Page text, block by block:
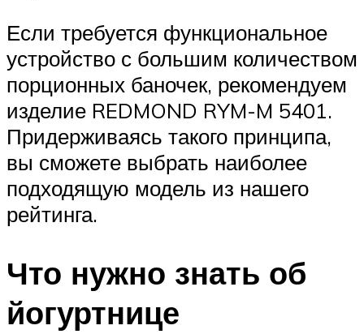
Если требуется функциональное
устройство с большим количеством
порционных баночек, рекомендуем
изделие REDMOND RYM-M 5401.
Придерживаясь такого принципа,
вы сможете выбрать наиболее
подходящую модель из нашего
рейтинга.
Что нужно знать об
йогуртнице